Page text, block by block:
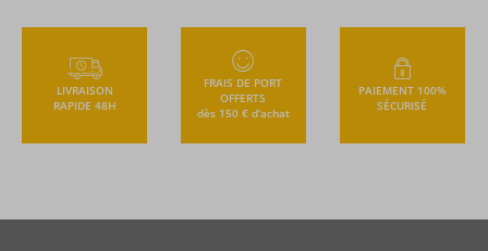
LIVRAISON
RAPIDE 48H
FRAIS DE PORT
OFFERTS
dès 150 € d’achat
PAIEMENT 100%
SÉCURISÉ